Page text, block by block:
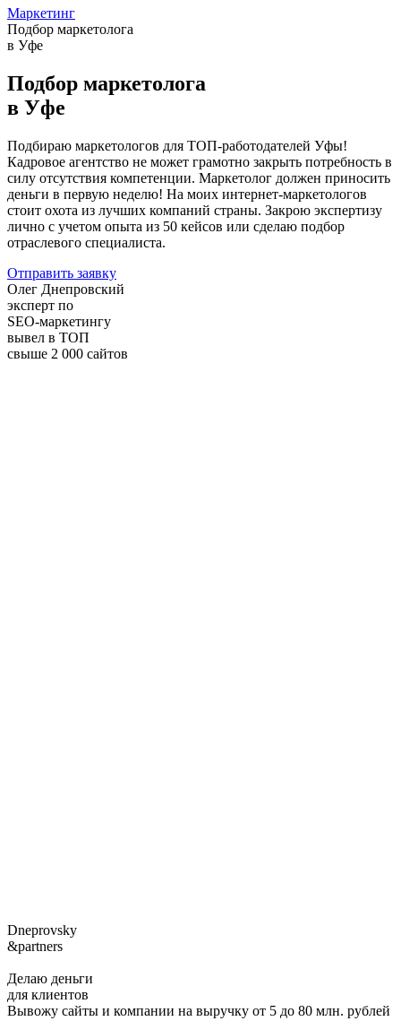
Маркетинг
Подбор маркетолога
в Уфе
Подбор маркетолога
в Уфе
Подбираю маркетологов для ТОП-работодателей Уфы!
Кадровое агентство не может грамотно закрыть потребность в
силу отсутствия компетенции. Маркетолог должен приносить
деньги в первую неделю! На моих интернет-маркетологов
стоит охота из лучших компаний страны. Закрою экспертизу
лично с учетом опыта из 50 кейсов или сделаю подбор
отраслевого специалиста.
Отправить заявку
Олег Днепровский
эксперт по
SEO-маркетингу
вывел в ТОП
свыше 2 000 сайтов
Dneprovsky
&partners
Делаю деньги
для клиентов
Вывожу сайты и компании на выручку от 5 до 80 млн. рублей